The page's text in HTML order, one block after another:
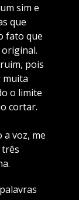
sim e
que
fato que
pois
muita
o limite
cortar.
a voz, me
três